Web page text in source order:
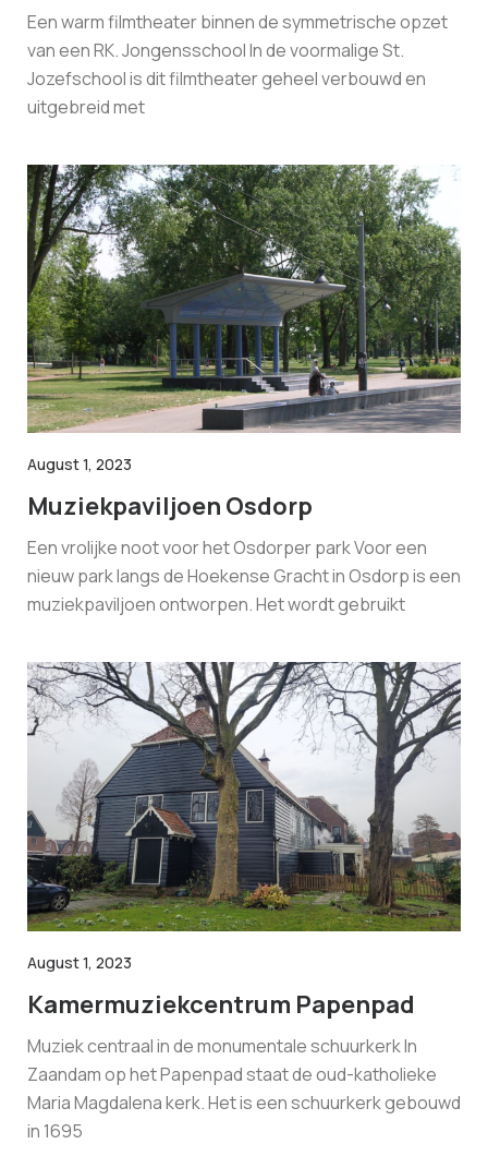
Een warm filmtheater binnen de symmetrische opzet
van een RK. Jongensschool In de voormalige St.
Jozefschool is dit filmtheater geheel verbouwd en
uitgebreid met
August 1, 2023
Muziekpaviljoen Osdorp
Een vrolijke noot voor het Osdorper park Voor een
nieuw park langs de Hoekense Gracht in Osdorp is een
muziekpaviljoen ontworpen. Het wordt gebruikt
August 1, 2023
Kamermuziekcentrum Papenpad
Muziek centraal in de monumentale schuurkerk In
Zaandam op het Papenpad staat de oud-katholieke
Maria Magdalena kerk. Het is een schuurkerk gebouwd
in 1695